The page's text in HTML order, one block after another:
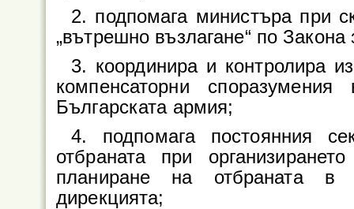
2. подпомага министъра при
„вътрешно възлагане“ по
3. координира и контролира
компенсаторни
Българската армия;
4. подпомага постоянния
отбраната при
планиране на отбраната в
дирекцията;